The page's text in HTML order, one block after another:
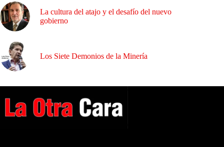
La cultura del atajo y el desafío del nuevo
gobierno
Los Siete Demonios de la Minería